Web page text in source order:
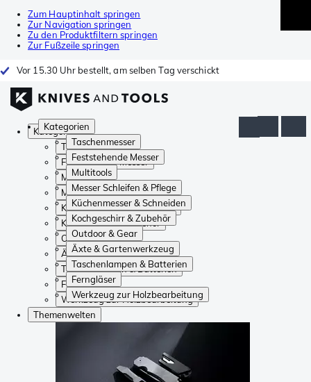
Zum Hauptinhalt springen
Zur Navigation springen
Zu den Produktfiltern springen
Zur Fußzeile springen
Vor 15.30 Uhr bestellt, am selben Tag verschickt
Kategorien
Taschenmesser
Feststehende Messer
Multitools
Messer Schleifen & Pflege
Küchenmesser & Schneiden
Kochgeschirr & Zubehör
Outdoor & Gear
Äxte & Gartenwerkzeug
Taschenlampen & Batterien
Ferngläser
Werkzeug zur Holzbearbeitung
Kategorien
Taschenmesser
Feststehende Messer
Multitools
Messer Schleifen & Pflege
Küchenmesser & Schneiden
Kochgeschirr & Zubehör
Outdoor & Gear
Äxte & Gartenwerkzeug
Taschenlampen & Batterien
Ferngläser
Werkzeug zur Holzbearbeitung
Themenwelten